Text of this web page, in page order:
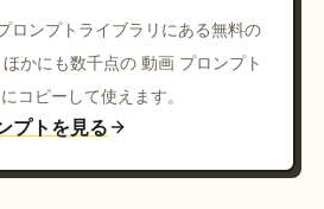
ロンプトライブラリにある無料の
かにも数千点の 動画 プロンプト
コピーして使えます。
プトを見る